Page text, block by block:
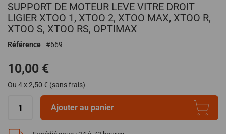
au
début
de
Galerie
SUPPORT DE MOTEUR LEVE VITRE DROIT
LIGIER XTOO 1, XTOO 2, XTOO MAX, XTOO R,
XTOO S, XTOO RS, OPTIMAX
Référence 669
10,00 €
Ou 4 x 2,50 € (sans frais)
Ajouter au panier